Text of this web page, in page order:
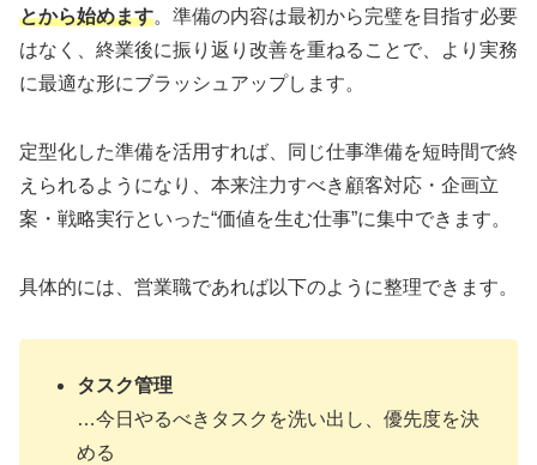
とから始めます。準備の内容は最初から完璧を目指す必要
はなく、終業後に振り返り改善を重ねることで、より実務
に最適な形にブラッシュアップします。
定型化した準備を活用すれば、同じ仕事準備を短時間で終
えられるようになり、本来注力すべき顧客対応・企画立
案・戦略実行といった“価値を生む仕事”に集中できます。
具体的には、営業職であれば以下のように整理できます。
タスク管理
…今日やるべきタスクを洗い出し、優先度を決
める